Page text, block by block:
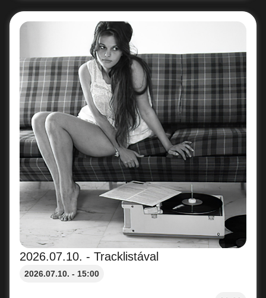
2026.07.10. - Tracklistával
2026.07.10. - 15:00